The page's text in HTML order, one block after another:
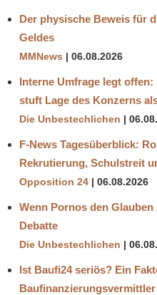
Der physische Beweis für
Geldes
MMNews 06.08.2026
Interne Umfrage legt
stuft Lage des Konzerns
Die Unbestechlichen
F-News Tagesüberblick:
Rekrutierung, Schulstreit
Opposition 24 06.08.2026
Wenn Pornos den
Debatte
Die Unbestechlichen
Ist Baufi24 seriös? Ein
Baufinanzierungsvermittler